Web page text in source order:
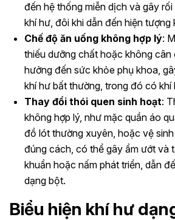
đến hệ thống miễn dịch và gây
khí hư, đôi khi dẫn đến hiện tượng
Chế độ ăn uống không hợp lý:
thiếu dưỡng chất hoặc không
hưởng đến sức khỏe phụ khoa,
khí hư bất thường, trong đó có khí
Thay đổi thói quen sinh hoạt:
không hợp lý, như mặc quần áo
đồ lót thường xuyên, hoặc vệ
đúng cách, có thể gây ẩm ướt và
khuẩn hoặc nấm phát triển, dẫn
dạng bột.
Biểu hiện khí hư